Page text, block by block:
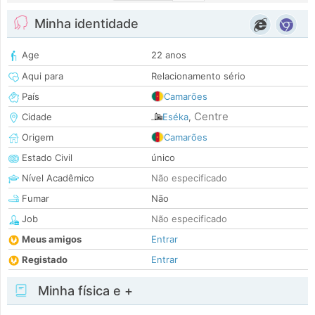
Minha identidade
Age
22 anos
Aqui para
Relacionamento sério
País
Camarões
Cidade
Eséka, Centre
Origem
Camarões
Estado Civil
único
Nível Acadêmico
Não especificado
Fumar
Não
Job
Não especificado
Meus amigos
Entrar
Registado
Entrar
Minha física e +